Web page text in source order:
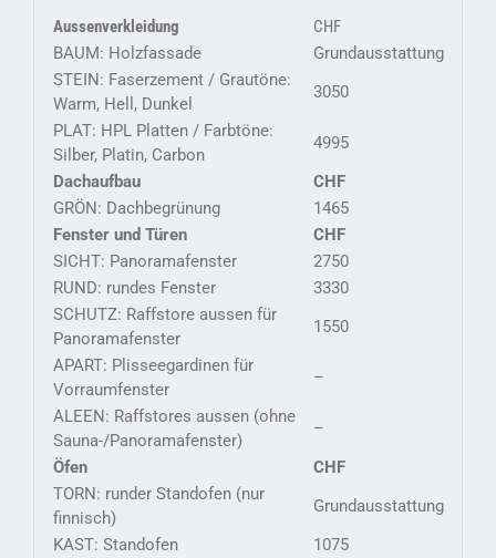
Aussenverkleidung
CHF
BAUM: Holzfassade
Grundausstattung
STEIN: Faserzement / Grautöne:
Warm, Hell, Dunkel
3050
PLAT: HPL Platten / Farbtöne:
Silber, Platin, Carbon
4995
Dachaufbau
CHF
GRÖN: Dachbegrünung
1465
Fenster und Türen
CHF
SICHT: Panoramafenster
2750
RUND: rundes Fenster
3330
SCHUTZ: Raffstore aussen für
Panoramafenster
1550
APART: Plisseegardinen für
Vorraumfenster
–
ALEEN: Raffstores aussen (ohne
Sauna-/Panoramafenster)
–
Öfen
CHF
TORN: runder Standofen (nur
finnisch)
Grundausstattung
KAST: Standofen
1075